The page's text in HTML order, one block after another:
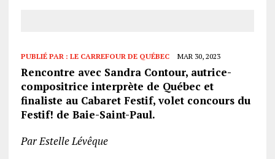
PUBLIÉ PAR : LE CARREFOUR DE QUÉBEC MAR 30, 2023
Rencontre avec Sandra Contour, autrice-
compositrice interprète de Québec et
finaliste au Cabaret Festif,volet concours du
Festif! de Baie-Saint-Paul.
Par Estelle Lévêque